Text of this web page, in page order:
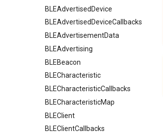
BLEAdvertisedDevice
BLEAdvertisedDeviceCallbacks
BLEAdvertisementData
BLEAdvertising
BLEBeacon
BLECharacteristic
BLECharacteristicCallbacks
BLECharacteristicMap
BLEClient
BLEClientCallbacks